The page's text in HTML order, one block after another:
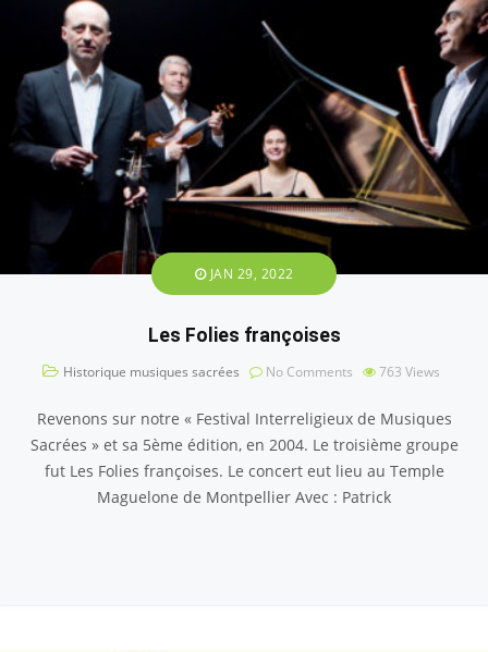
JAN 29, 2022
Les Folies françoises
Historique musiques sacrées No Comments 763 Views
Revenons sur notre « Festival Interreligieux de Musiques
Sacrées » et sa 5ème édition, en 2004. Le troisième groupe
fut Les Folies françoises. Le concert eut lieu au Temple
Maguelone de Montpellier Avec : Patrick